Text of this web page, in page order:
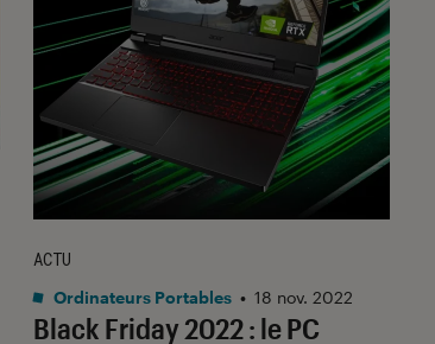
Black Friday 2022 : le PC
ACTU
Ordinateurs Portables • 18 nov. 2022